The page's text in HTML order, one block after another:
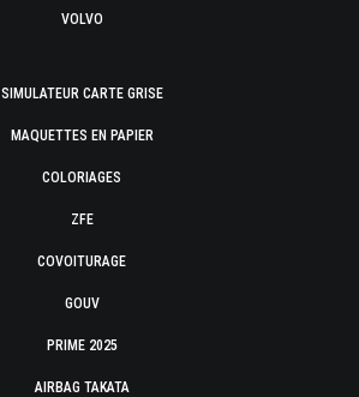
VOLVO
SIMULATEUR CARTE GRISE
MAQUETTES EN PAPIER
COLORIAGES
ZFE
COVOITURAGE
GOUV
PRIME 2025
AIRBAG TAKATA